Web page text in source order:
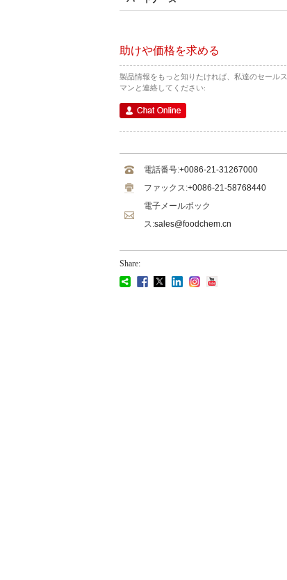
助けや価格を求める
製品情報をもっと知りたければ、私達のセールス
マンと連絡してください:
電話番号:+0086-21-31267000
ファックス:+0086-21-58768440
電子メールボック
ス:sales@foodchem.cn
Share: